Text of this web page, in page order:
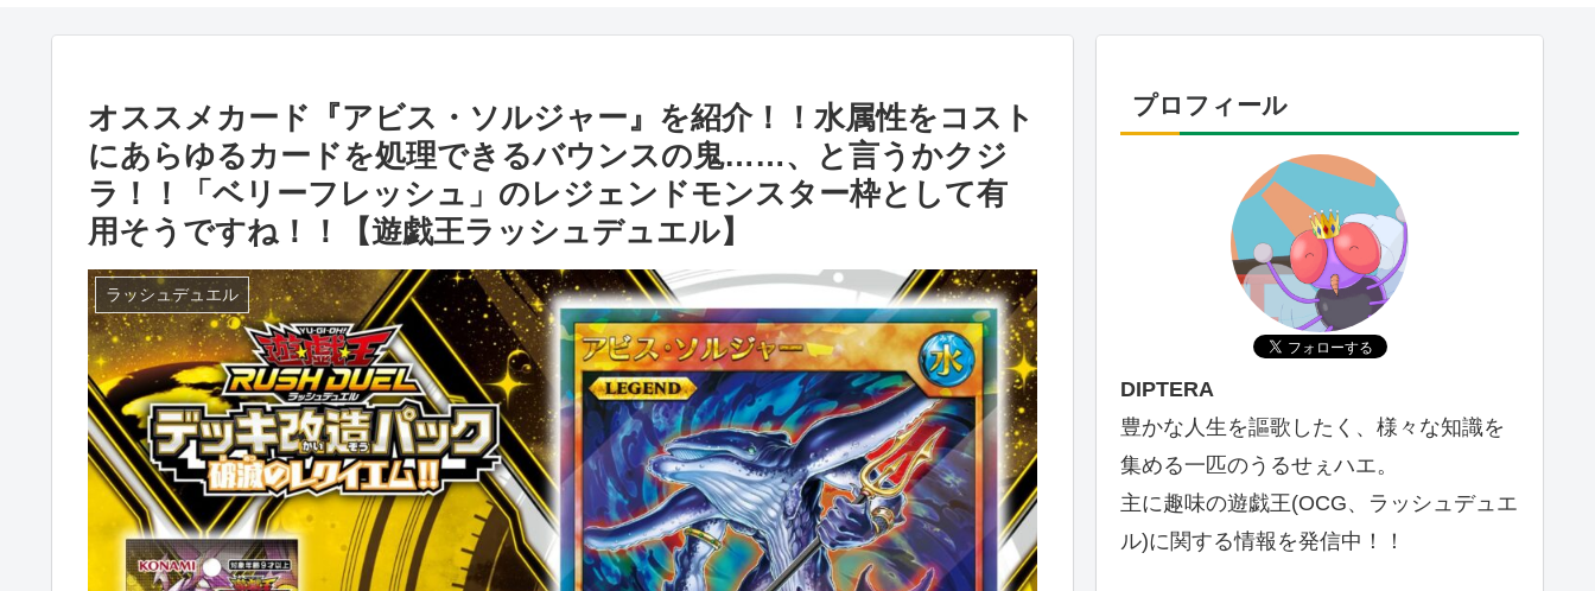
オススメカード『アビス・ソルジャー』を紹介！！水属性をコスト
にあらゆるカードを処理できるバウンスの鬼……、と言うかクジ
ラ！！「ベリーフレッシュ」のレジェンドモンスター枠として有
用そうですね！！【遊戯王ラッシュデュエル】
ラッシュデュエル
プロフィール
DIPTERA
豊かな人生を謳歌したく、様々な知識を
集める一匹のうるせぇハエ。
主に趣味の遊戯王(OCG、ラッシュデュエ
ル)に関する情報を発信中！！